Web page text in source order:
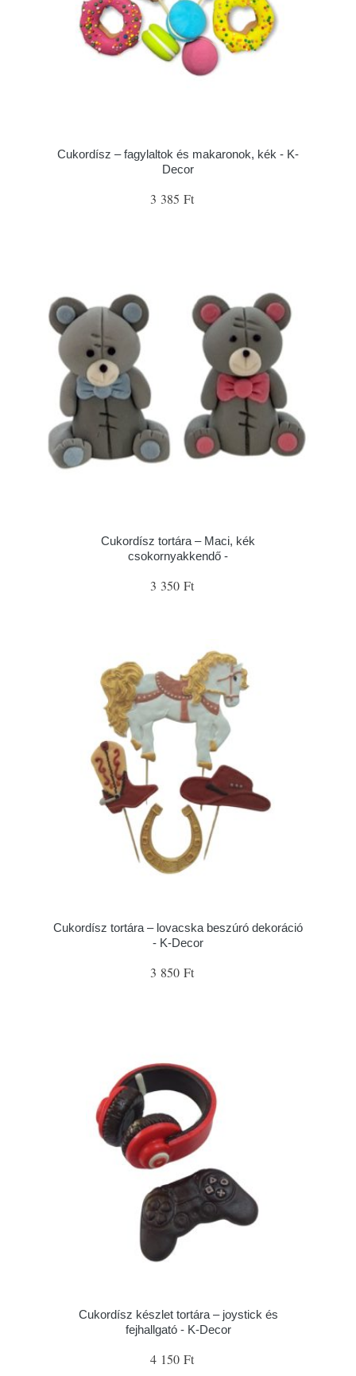
Cukordísz – fagylaltok és makaronok, kék - K-
Decor
3 385 Ft
Cukordísz tortára – Maci, kék
csokornyakkendő -
3 350 Ft
Cukordísz tortára – lovacska beszúró dekoráció
- K-Decor
3 850 Ft
Cukordísz készlet tortára – joystick és
fejhallgató - K-Decor
4 150 Ft